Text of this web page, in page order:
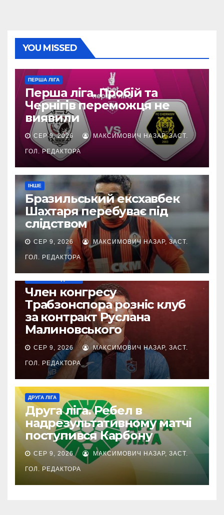
YOU MISSED
ПЕРША ЛІГА
Перша ліга. Пробій та
Чернігів переможця не
виявили
СЕР 9, 2026 МАКСИМОВИЧ НАЗАР, ЗАСТ.
ГОЛ. РЕДАКТОРА
ІНШЕ
Бразильський ексхавбек
Шахтаря перебуває під
слідством
СЕР 9, 2026 МАКСИМОВИЧ НАЗАР, ЗАСТ.
ГОЛ. РЕДАКТОРА
Член конгресу
Трабзонспора розніс клуб
за контракт Руслана
Малиновського
СЕР 9, 2026 МАКСИМОВИЧ НАЗАР, ЗАСТ.
ГОЛ. РЕДАКТОРА
ДРУГА ЛІГА
Друга ліга. Ребел в
надрезультативному матчі
поступився Карбону
СЕР 9, 2026 МАКСИМОВИЧ НАЗАР, ЗАСТ.
ГОЛ. РЕДАКТОРА